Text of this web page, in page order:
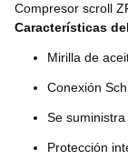
Compresor scroll
Características
Mirilla de
Conexión
Se
Protección